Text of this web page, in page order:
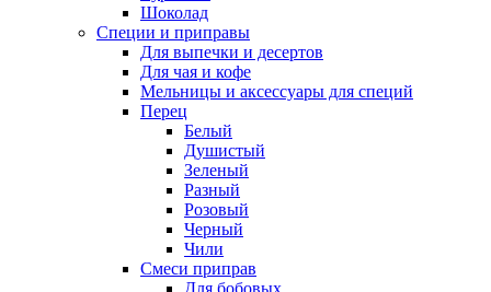
Шоколад
Специи и приправы
Для выпечки и десертов
Для чая и кофе
Мельницы и аксессуары для специй
Перец
Белый
Душистый
Зеленый
Разный
Розовый
Черный
Чили
Смеси приправ
Для бобовых